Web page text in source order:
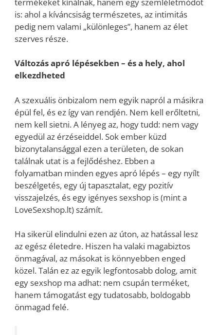
is: ahol a kíváncsiság természetes, az intimitás
pedig nem valami „különleges”, hanem az élet
szerves része.
Változás apró lépésekben – és a hely, ahol
elkezdheted
A szexuális önbizalom nem egyik napról a másikra
épül fel, és ez így van rendjén. Nem kell erőltetni,
nem kell sietni. A lényeg az, hogy tudd: nem vagy
egyedül az érzéseiddel. Sok ember küzd
bizonytalansággal ezen a területen, de sokan
találnak utat is a fejlődéshez. Ebben a
folyamatban minden egyes apró lépés – egy nyílt
beszélgetés, egy új tapasztalat, egy pozitív
visszajelzés, és egy igényes sexshop is (mint a
LoveSexshop.lt) számít.
Ha sikerül elindulni ezen az úton, az hatással lesz
az egész életedre. Hiszen ha valaki magabiztos
önmagával, az másokat is könnyebben enged
közel. Talán ez az egyik legfontosabb dolog, amit
egy sexshop ma adhat: nem csupán terméket,
hanem támogatást egy tudatosabb, boldogabb
önmagad felé.